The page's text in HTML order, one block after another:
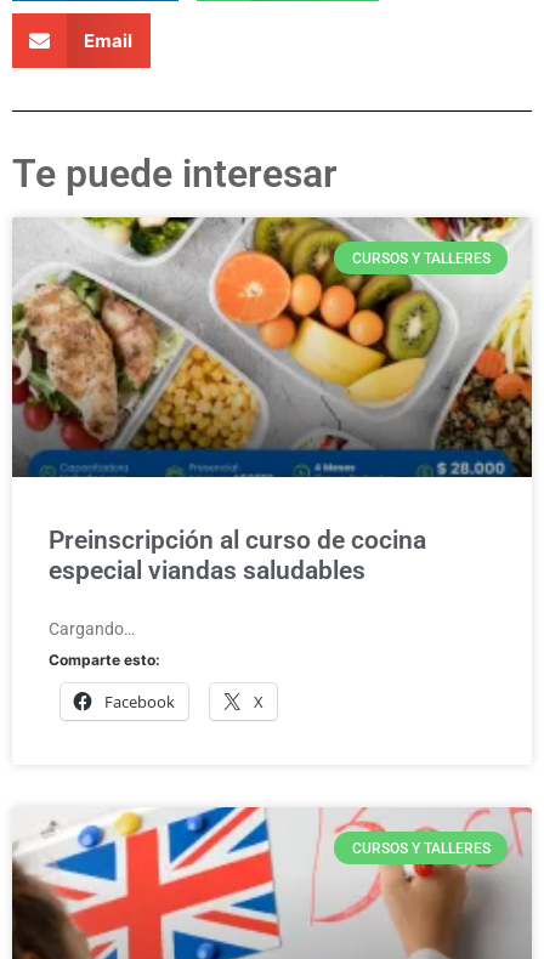
Email
Te puede interesar
CURSOS Y TALLERES
Preinscripción al curso de cocina
especial viandas saludables
Cargando…
Comparte esto:
Facebook X
CURSOS Y TALLERES